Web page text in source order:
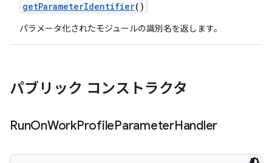
getParameterIdentifier()
パラメータ化されたモジュールの識別名を返します。
パブリック コンストラクタ
RunOnWorkProfileParameterHandler